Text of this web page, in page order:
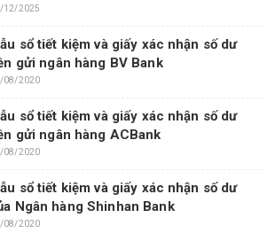
12/2025
sổ tiết kiệm và giấy xác nhận số dư
gửi ngân hàng BV Bank
08/2020
sổ tiết kiệm và giấy xác nhận số dư
gửi ngân hàng ACBank
08/2020
sổ tiết kiệm và giấy xác nhận số dư
Ngân hàng Shinhan Bank
08/2020